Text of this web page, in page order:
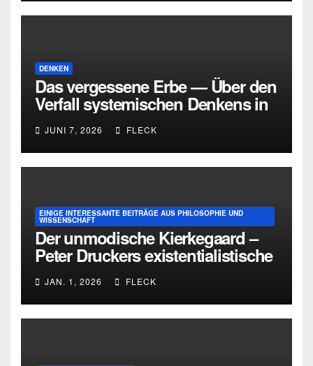
DENKEN
Das vergessene Erbe — Über den
Verfall systemischen Denkens in
Deutschland
JUNI 7, 2026 FLECK
EINIGE INTERESSANTE BEITRÄGE AUS PHILOSOPHIE UND
WISSENSCHAFT
Der unmodische Kierkegaard –
Peter Druckers existentialistische
Intervention von 1933
JAN. 1, 2026 FLECK